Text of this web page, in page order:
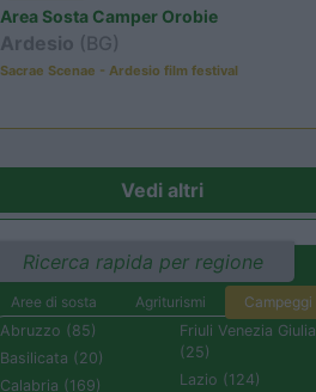
Area Sosta Camper Orobie
Ardesio (BG)
Sacrae Scenae - Ardesio film festival
Vedi altri
Ricerca rapida per regione
Aree di sosta Agriturismi
Campeggi
Abruzzo (85)
Basilicata (20)
Calabria (169)
Friuli Venezia Giulia
(25)
Lazio (124)